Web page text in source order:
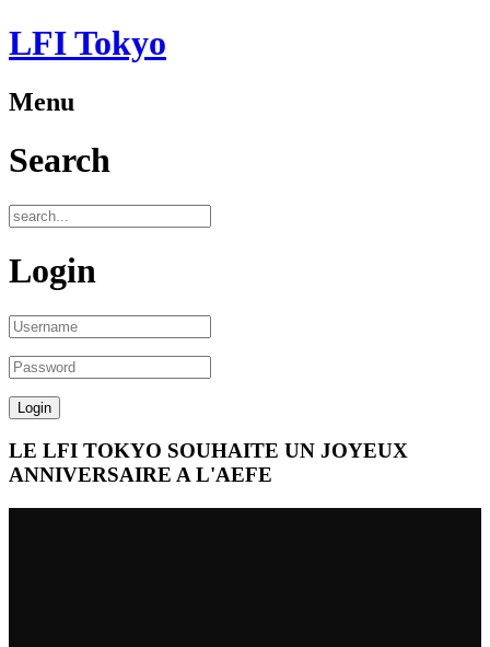
LFI Tokyo
Menu
Search
Login
LE LFI TOKYO SOUHAITE UN JOYEUX
ANNIVERSAIRE A L'AEFE